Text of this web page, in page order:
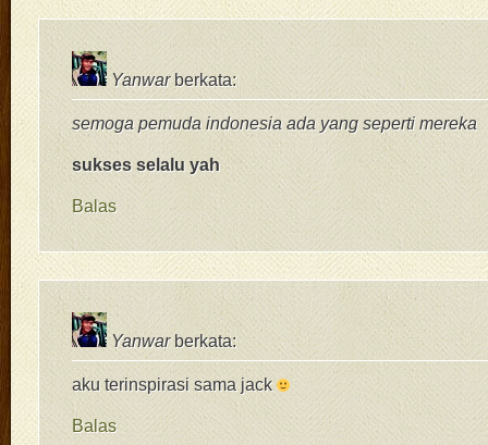
Yanwar berkata:
semoga pemuda indonesia ada yang seperti mereka
sukses selalu yah
Balas
Yanwar berkata:
aku terinspirasi sama jack
Balas